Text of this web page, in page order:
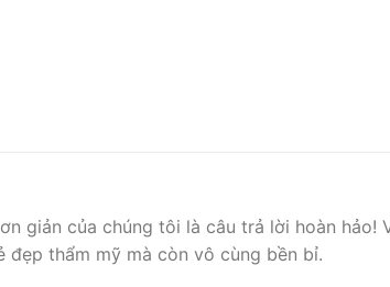
giản của chúng tôi là câu trả lời hoàn hảo!
đẹp thẩm mỹ mà còn vô cùng bền bỉ.